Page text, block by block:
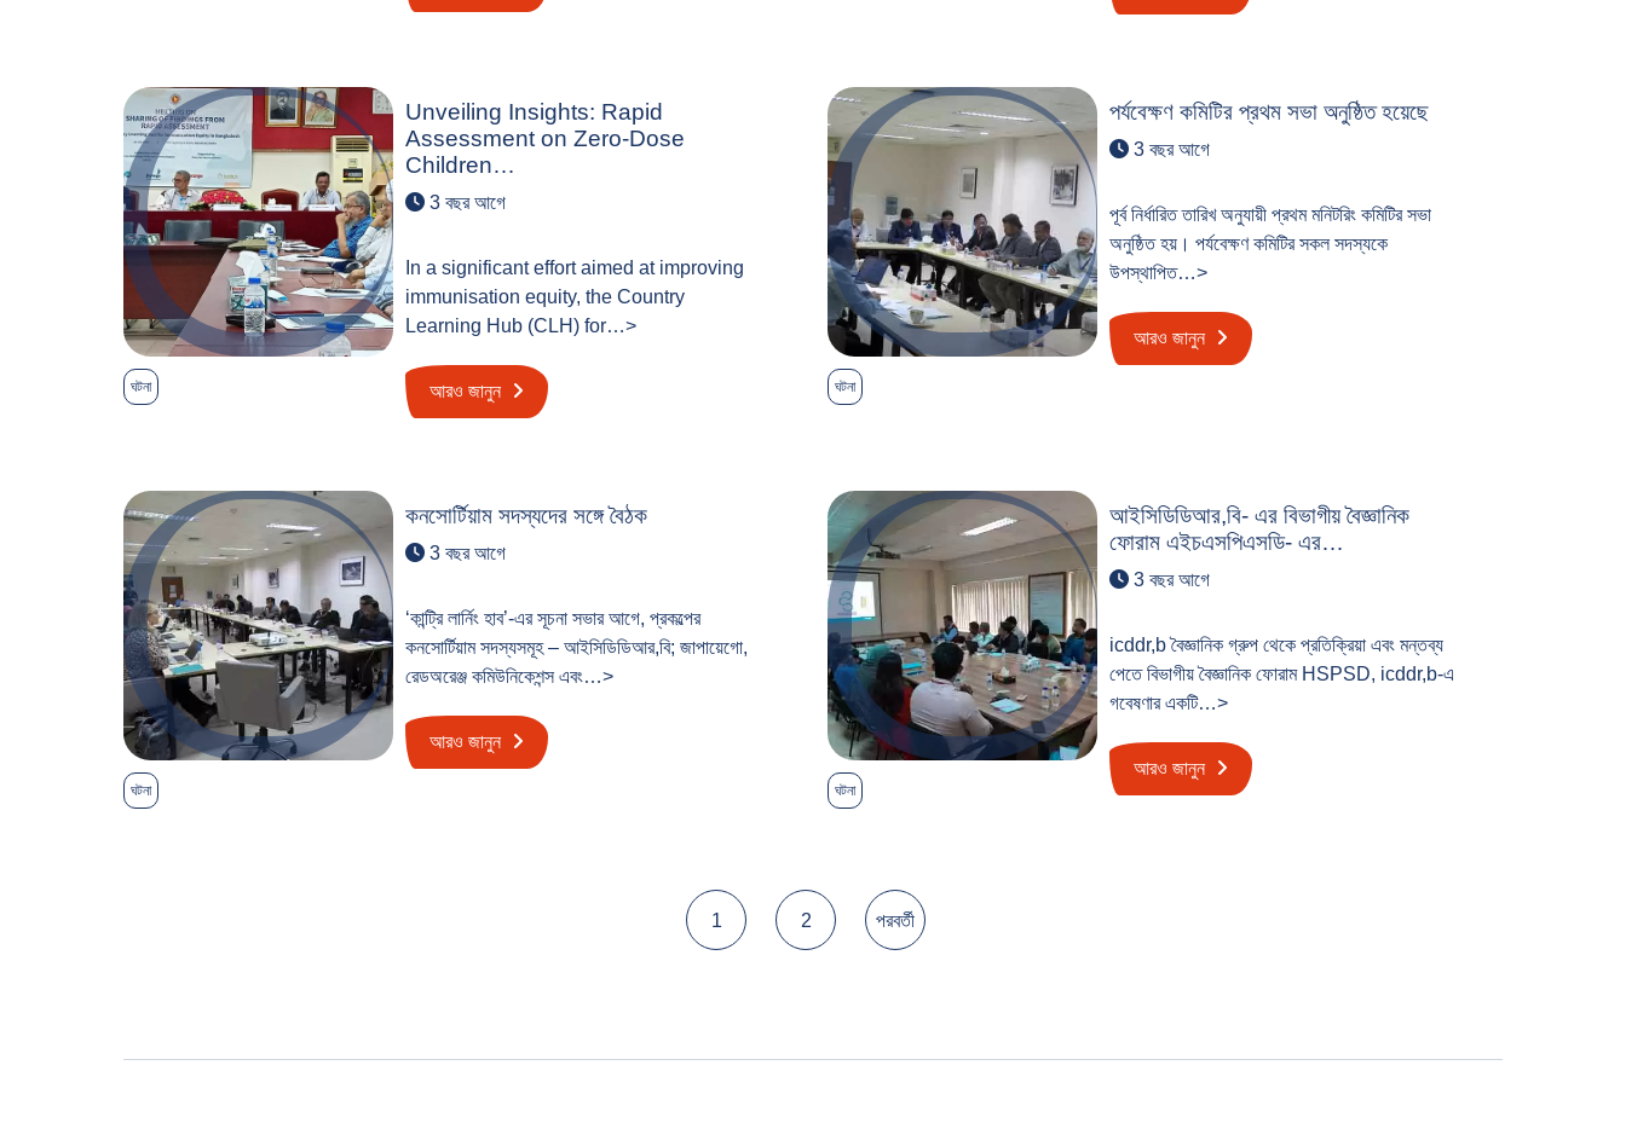
ঘটনা
Unveiling Insights: Rapid
Assessment on Zero-Dose
Children…
3 বছর আগে
In a significant effort aimed at improving
immunisation equity, the Country
Learning Hub (CLH) for…>
আরও জানুন ঘটনা
পর্যবেক্ষণ কমিটির প্রথম সভা অনুষ্ঠিত হয়েছে
3 বছর আগে
পূর্ব নির্ধারিত তারিখ অনুযায়ী প্রথম মনিটরিং কমিটির সভা
অনুষ্ঠিত হয়। পর্যবেক্ষণ কমিটির সকল সদস্যকে
উপস্থাপিত…>
আরও জানুন
ঘটনা
কনসোর্টিয়াম সদস্যদের সঙ্গে বৈঠক
3 বছর আগে
‘কান্ট্রি লার্নিং হাব’-এর সূচনা সভার আগে, প্রকল্পের
কনসোর্টিয়াম সদস্যসমূহ – আইসিডিডিআর,বি; জাপায়েগো,
রেডঅরেঞ্জ কমিউনিকেশন্স এবং…>
আরও জানুন
ঘটনা
আইসিডিডিআর,বি- এর বিভাগীয় বৈজ্ঞানিক
ফোরাম এইচএসপিএসডি- এর…
3 বছর আগে
icddr,b বৈজ্ঞানিক গ্রুপ থেকে প্রতিক্রিয়া এবং মন্তব্য
পেতে বিভাগীয় বৈজ্ঞানিক ফোরাম HSPSD, icddr,b-এ
গবেষণার একটি…>
আরও জানুন
1 2 পরবর্তী